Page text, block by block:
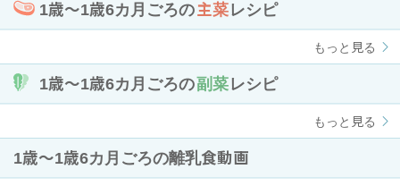
1歳〜1歳6カ月ごろの主菜レシピ
もっと見る
1歳〜1歳6カ月ごろの副菜レシピ
もっと見る
1歳〜1歳6カ月ごろの離乳食動画